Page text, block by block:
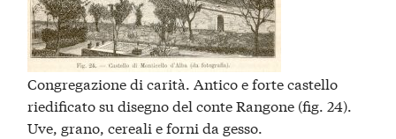
Congregazione di carità. Antico e forte castello
riedificato su disegno del conte Rangone (fig. 24).
Uve, grano, cereali e forni da gesso.